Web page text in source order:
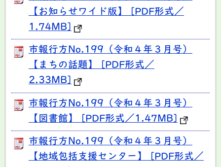
【お知らせワイド版】 [PDF形式／
1.74MB]
市報行方No.199（令和４年３月号）
【まちの話題】 [PDF形式／
2.33MB]
市報行方No.199（令和４年３月号）
【図書館】 [PDF形式／1.47MB]
市報行方No.199（令和４年３月号）
【地域包括支援センター】 [PDF形式／